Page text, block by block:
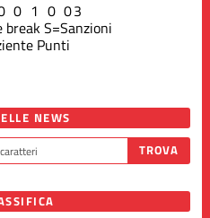
0 1 0 03
breakS=Sanzioni
Punti
NEWS